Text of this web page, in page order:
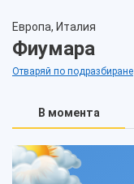
Европа, Италия
Фиумара
Отваряй по подразбиране
В момента